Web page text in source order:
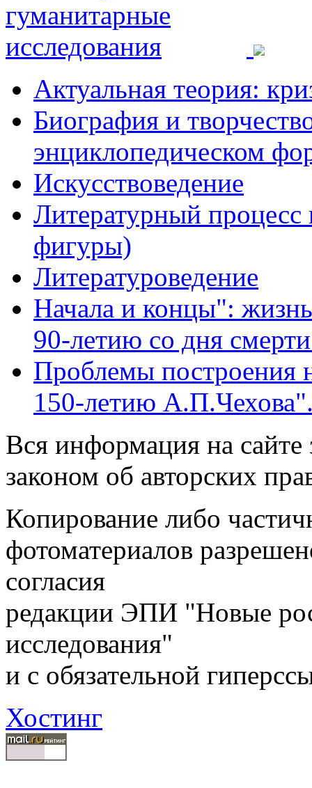
Актуальная теория:
Биография и
энциклопедическом
Искусствоведение
Литературный
фигуры)
Литературоведение
Начала и концы":
90-летию со дня
Проблемы построения
150-летию
Вся информация на
законом об авторских
Копирование либо
фотоматериалов
согласия
редакции ЭПИ "Новые
исследования"
и с обязательной
Хостинг